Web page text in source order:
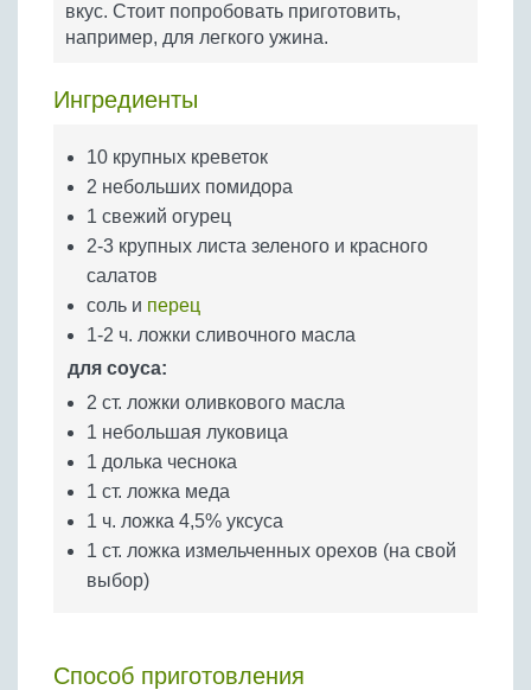
Бобовые
Яйца
вкус. Стоит попробовать приготовить,
например, для легкого ужина.
Ингредиенты
10 крупных креветок
2 небольших помидора
1 свежий огурец
2-3 крупных листа зеленого и красного
салатов
соль и перец
1-2 ч. ложки сливочного масла
для соуса:
2 ст. ложки оливкового масла
1 небольшая луковица
1 долька чеснока
1 ст. ложка меда
1 ч. ложка 4,5% уксуса
1 ст. ложка измельченных орехов (на свой
выбор)
Способ приготовления